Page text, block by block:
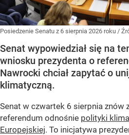
Posiedzenie Senatu z 6 sierpnia 2026 roku /
Senat wypowiedział się na
wniosku prezydenta o
Nawrocki chciał zapytać o
klimatyczną.
Senat w czwartek 6 sierpnia znów
referendum odnośnie polityki
Europejskiej. To inicjatywa